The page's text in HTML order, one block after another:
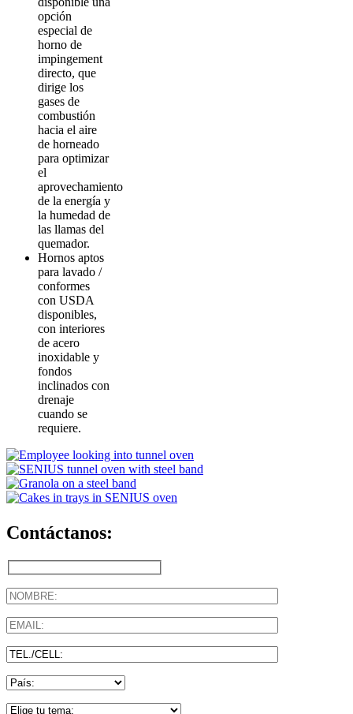
opción
especial de
horno de
impingement
directo, que
dirige los
gases de
combustión
hacia el aire
de horneado
para optimizar
el
aprovechamiento
de la energía y
la humedad de
las llamas del
quemador.
Hornos aptos
para lavado /
conformes
con USDA
disponibles,
con interiores
de acero
inoxidable y
fondos
inclinados con
drenaje
cuando se
requiere.
Contáctanos: